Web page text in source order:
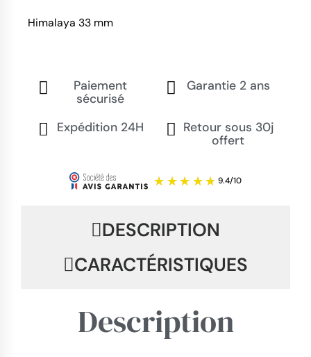
Himalaya 33 mm
Paiement
sécurisé
Garantie 2 ans
Expédition 24H
Retour sous 30j
offert
DESCRIPTION
CARACTÉRISTIQUES
Description